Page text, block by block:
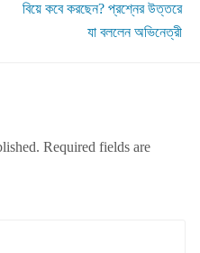
বিয়ে কবে করছেন? প্রশ্নের উত্তরে
যা বললেন অভিনেত্রী
Required fields are